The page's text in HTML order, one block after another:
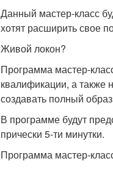
Данный мастер-класс
хотят расширить свое
Живой локон?
Программа мастер-
квалификации, а также
создавать полный
В программе будут
прически 5-ти минутки.
Программа мастер-